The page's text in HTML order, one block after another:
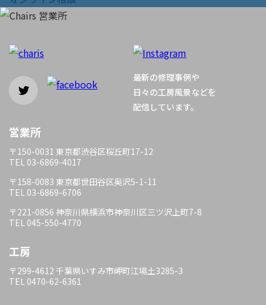
ョ
ン
最新の修理事例や
日々の工房風景などを
配信しています。
営業所
〒150-0031 東京都渋谷区桜丘町17-12
TEL 03-6869-4017
〒158-0083 東京都世田谷区奥沢5-1-11
TEL 03-6869-6706
〒221-0856 神奈川県横浜市神奈川区三ツ沢上町7-8
TEL 045-550-4770
工房
〒299-4612 千葉県いすみ市岬町江場土3285-3
TEL 0470-62-6361